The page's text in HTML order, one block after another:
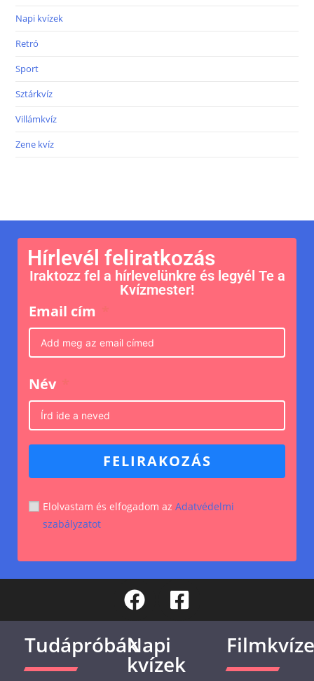
Napi kvízek
Retró
Sport
Sztárkvíz
Villámkvíz
Zene kvíz
Hírlevél feliratkozás
Iraktozz fel a hírlevelünkre és legyél Te a
Kvízmester!
Email cím
Név
FELIRAKOZÁS
Elolvastam és elfogadom az Adatvédelmi
szabályzatot
TudápróbákNapi
kvízek